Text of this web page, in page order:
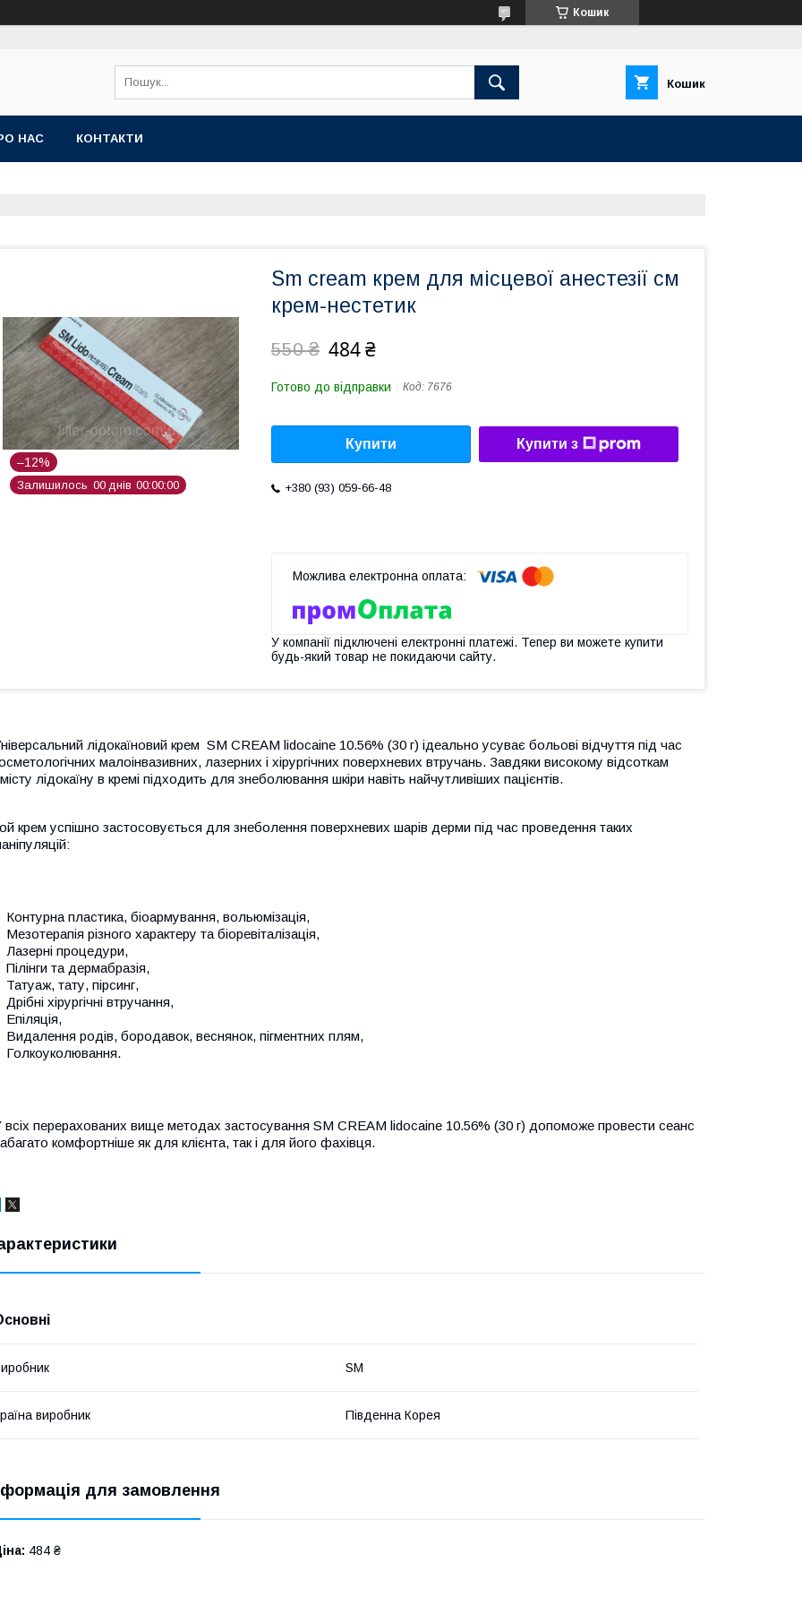
Кошик
Кошик
НАС КОНТАКТИ
–12%
Залишилось 00 днів 00 00 00
Sm cream крем для місцевої анестезії см
крем-нестетик
550 ₴ 484 ₴
Готово до відправки Код: 7676
Купити Купити з
+380 (93) 059-66-48
У компанії підключені електронні платежі. Тепер ви можете купити
будь-який товар не покидаючи сайту.
лідокаїновий крем SM CREAM lidocaine 10.56% (30 г) ідеально усуває больові відчуття під час
малоінвазивних, лазерних і хірургічних поверхневих втручань. Завдяки високому відсоткам
лідокаїну в кремі підходить для знеболювання шкіри навіть найчутливіших пацієнтів.
крем успішно застосовується для знеболення поверхневих шарів дерми під час проведення таких
Контурна пластика, біоармування, вольюмізація,
Мезотерапія різного характеру та біоревіталізація,
Лазерні процедури,
Пілінги та дермабразія,
Татуаж, тату, пірсинг,
Дрібні хірургічні втручання,
Епіляція,
Видалення родів, бородавок, веснянок, пігментних плям,
Голкоуколювання.
всіх перерахованих вище методах застосування SM CREAM lidocaine 10.56% (30 г) допоможе провести сеанс
комфортніше як для клієнта, так і для його фахівця.
SM
виробник Південна Корея
для замовлення
484 ₴